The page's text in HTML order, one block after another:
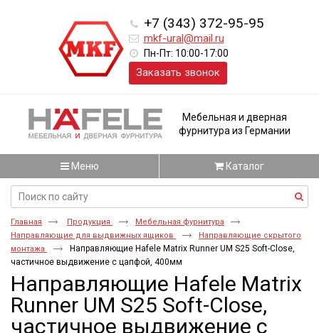
+7 (343) 372-95-95
mkf-ural@mail.ru
Пн-Пт: 10:00-17:00
Заказать звонок
Мебельная и дверная
фурнитура из Германии
Меню Каталог
Главная Продукция
Мебельная фурнитура
Направляющие для выдвижных ящиков
Направляющие скрытого
монтажа
Направляющие Hafele Matrix Runner UM S25 Soft-Close,
частичное выдвижение с цапфой, 400мм
Направляющие Hafele Matrix
Runner UM S25 Soft-Close,
частичное выдвижение с